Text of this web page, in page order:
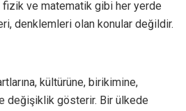
fizik ve matematik gibi her yerde
denklemleri olan konular değildir.
kültürüne, birikimine,
değişiklik gösterir. Bir ülkede